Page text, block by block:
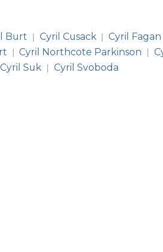
Burt | Cyril Cusack | Cyril Fagan
| Cyril Northcote Parkinson |
Cyril Suk | Cyril Svoboda